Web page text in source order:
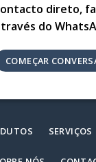
direto,
do
COMEÇAR
SERVIÇOS